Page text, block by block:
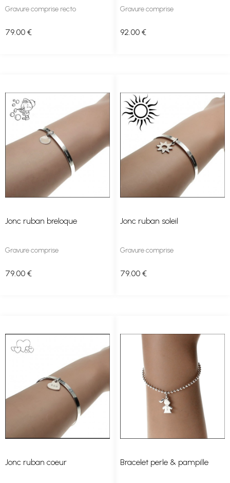
Gravure comprise recto
79.00 €
Gravure comprise
92 .00 €
Jonc ruban breloque
Gravure comprise
79.00 €
Jonc ruban soleil
Gravure comprise
79.00 €
Jonc ruban coeur Bracelet perle & pampille